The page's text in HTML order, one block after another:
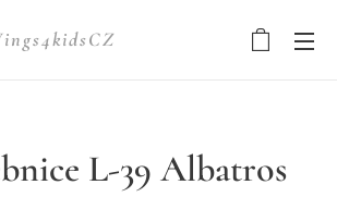
L-39 Albatros